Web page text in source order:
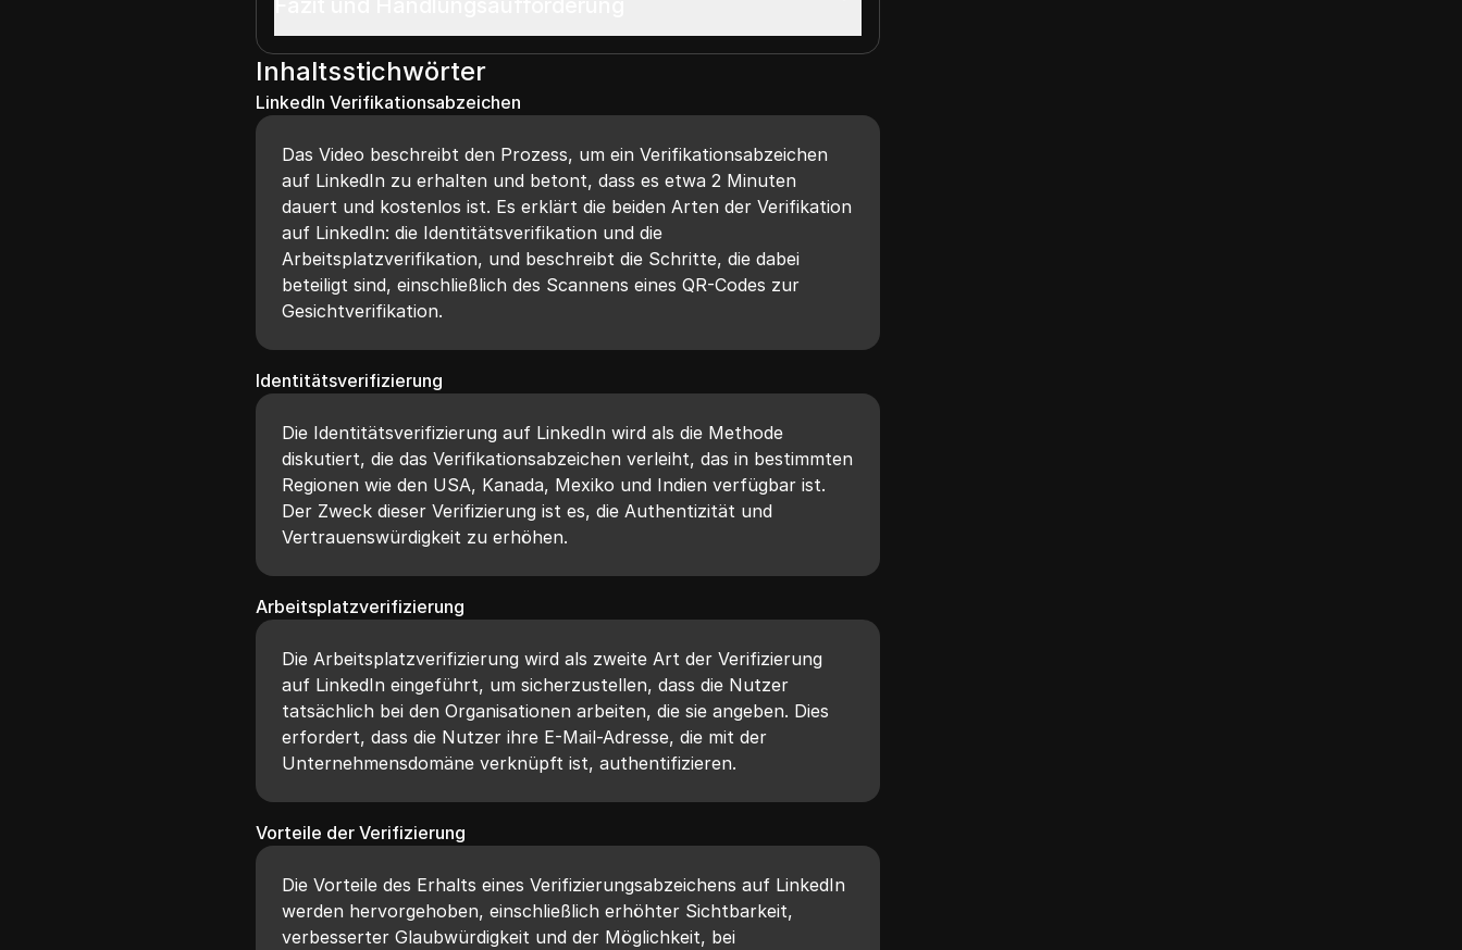
Inhaltsstichwörter
LinkedIn Verifikationsabzeichen
Das Video beschreibt den Prozess, um ein Verifikationsabzeichen
auf LinkedIn zu erhalten und betont, dass es etwa 2 Minuten
dauert und kostenlos ist. Es erklärt die beiden Arten der Verifikation
auf LinkedIn: die Identitätsverifikation und die
Arbeitsplatzverifikation, und beschreibt die Schritte, die dabei
beteiligt sind, einschließlich des Scannens eines QR-Codes zur
Gesichtverifikation.
Identitätsverifizierung
Die Identitätsverifizierung auf LinkedIn wird als die Methode
diskutiert, die das Verifikationsabzeichen verleiht, das in bestimmten
Regionen wie den USA, Kanada, Mexiko und Indien verfügbar ist.
Der Zweck dieser Verifizierung ist es, die Authentizität und
Vertrauenswürdigkeit zu erhöhen.
Arbeitsplatzverifizierung
Die Arbeitsplatzverifizierung wird als zweite Art der Verifizierung
auf LinkedIn eingeführt, um sicherzustellen, dass die Nutzer
tatsächlich bei den Organisationen arbeiten, die sie angeben. Dies
erfordert, dass die Nutzer ihre E-Mail-Adresse, die mit der
Unternehmensdomäne verknüpft ist, authentifizieren.
Vorteile der Verifizierung
Die Vorteile des Erhalts eines Verifizierungsabzeichens auf LinkedIn
werden hervorgehoben, einschließlich erhöhter Sichtbarkeit,
verbesserter Glaubwürdigkeit und der Möglichkeit, bei